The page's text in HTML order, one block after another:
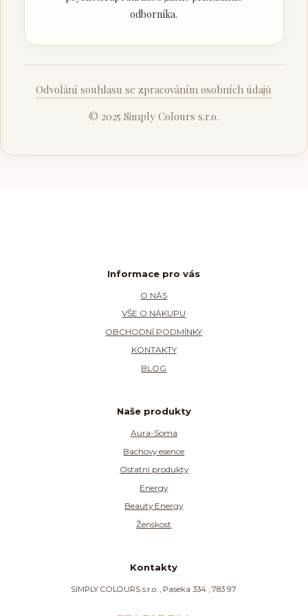
odborníka.
Odvolání souhlasu se zpracováním osobních údajů
© 2025 Simply Colours s.r.o.
Informace pro vás
O NÁS
VŠE O NÁKUPU
OBCHODNÍ PODMÍNKY
KONTAKTY
BLOG
Naše produkty
Aura-Soma
Bachovy esence
Ostatní produkty
Energy
Beauty Energy
Ženskost
Kontakty
SIMPLY COLOURS s.r.o. , Paseka 334 , 783 97